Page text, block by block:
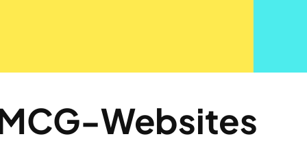
Websites